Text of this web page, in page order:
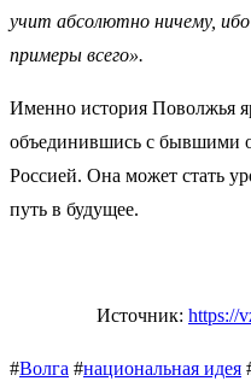
учит абсолютно ничему,
примеры всего».
Именно история Поволжья
объединившись с бывшими
Россией. Она может стать
путь в будущее.
Источник: https://
#Волга #национальная идея